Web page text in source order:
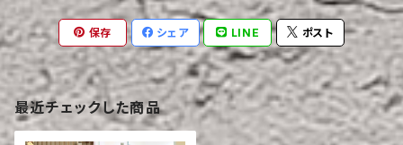
保存 シェア LINE ポスト
最近チェックした商品